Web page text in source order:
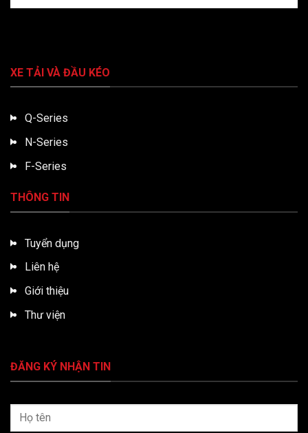
XE TẢI VÀ ĐẦU KÉO
Q-Series
N-Series
F-Series
THÔNG TIN
Tuyển dụng
Liên hệ
Giới thiệu
Thư viện
ĐĂNG KÝ NHẬN TIN